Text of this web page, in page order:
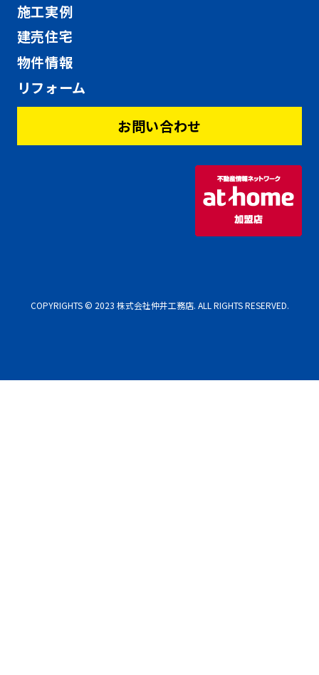
施工実例
建売住宅
物件情報
リフォーム
お問い合わせ
COPYRIGHTS © 2023 株式会社仲井工務店. ALL RIGHTS RESERVED.